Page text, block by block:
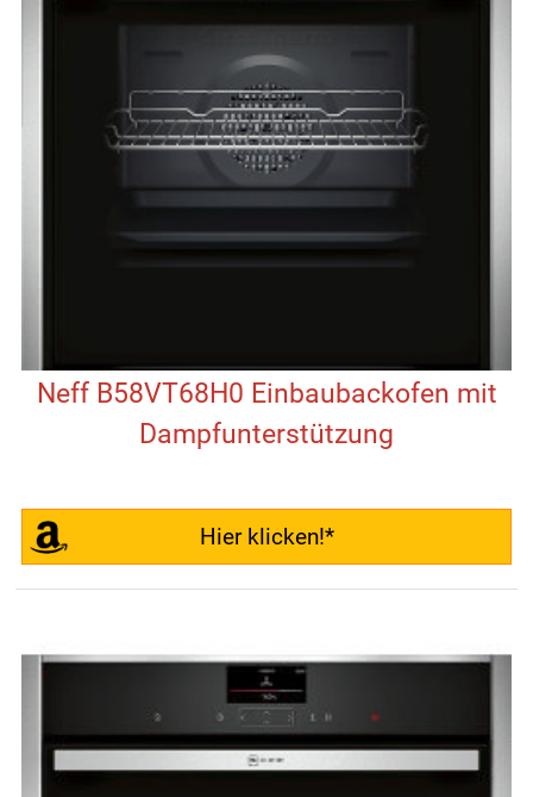
Neff B58VT68H0 Einbaubackofen mit
Dampfunterstützung
Hier klicken!*